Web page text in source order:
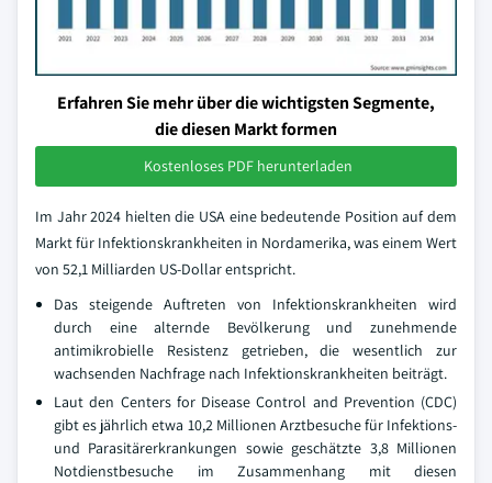
Erfahren Sie mehr über die wichtigsten Segmente,
die diesen Markt formen
Kostenloses PDF herunterladen
Im Jahr 2024 hielten die USA eine bedeutende Position auf dem
Markt für Infektionskrankheiten in Nordamerika, was einem Wert
von 52,1 Milliarden US-Dollar entspricht.
Das steigende Auftreten von Infektionskrankheiten wird
durch eine alternde Bevölkerung und zunehmende
antimikrobielle Resistenz getrieben, die wesentlich zur
wachsenden Nachfrage nach Infektionskrankheiten beiträgt.
Laut den Centers for Disease Control and Prevention (CDC)
gibt es jährlich etwa 10,2 Millionen Arztbesuche für Infektions-
und Parasitärerkrankungen sowie geschätzte 3,8 Millionen
Notdienstbesuche im Zusammenhang mit diesen